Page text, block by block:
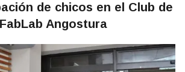
de chicos en el Club de
Angostura